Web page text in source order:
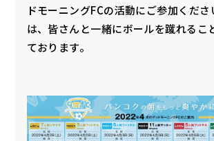
ドモーニングFCの活動にご参加くださ
は、皆さんと一緒にボールを蹴れるこ
ております。